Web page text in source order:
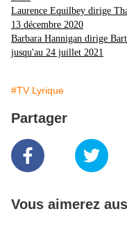
Laurence Equilbey dirige
13 décembre 2020
Barbara Hannigan dirige
jusqu'au 24 juillet 2021
#TV Lyrique
Partager
Vous aimerez